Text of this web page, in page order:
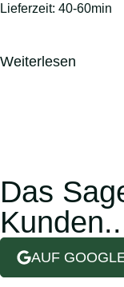
Lieferzeit: 40-60min
Weiterlesen
Das
AUF